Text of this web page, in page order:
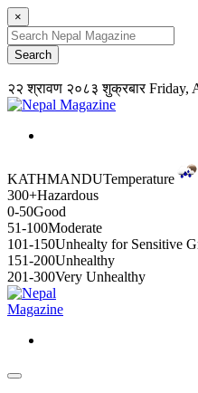
×
२२ श्रावण २०८३ शुक्रबारFriday,
KATHMANDUTemperature
300+Hazardous
0-50Good
51-100Moderate
101-150Unhealty for Sensitive
151-200Unhealthy
201-300Very Unhealthy